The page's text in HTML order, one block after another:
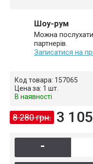
Шоу-рум
Можна
партнерів.
Записатися на
Код товара: 157065
Цена за: 1 шт.
В наявності
8 280 грн. 3
-